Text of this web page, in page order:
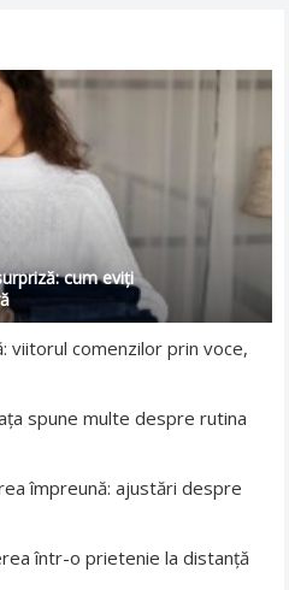
cum eviți
viitorul comenzilor prin voce,
spune multe despre rutina
împreună: ajustări despre
într-o prietenie la distanță